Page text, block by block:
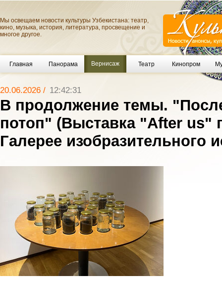
Мы освещаем новости культуры Узбекистана: театр,
кино, музыка, история, литература, просвещение и
многое другое.
Главная Панорама Вернисаж Театр Кинопром
20.06.2026 / 12:42:31
В продолжение темы.
потоп" (Выставка "After us"
Галерее изобразительного